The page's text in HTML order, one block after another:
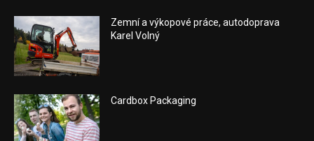
Zemní a výkopové práce, autodoprava
Karel Volný
Cardbox Packaging